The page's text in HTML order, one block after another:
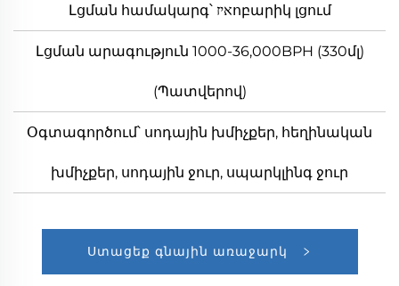
Լցման համակարգ՝ איזոբարիկ լցում
Լցման արագություն 1000-36,000BPH (330մլ)
(Պատվերով)
Օգտագործում՝ սոդային խմիչքեր, հեղինական
խմիչքեր, սոդային ջուր, սպարկլինգ ջուր
Ստացեք գնային առաջարկ